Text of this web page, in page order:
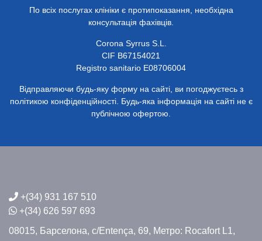
По всіх послугах клініки є протипоказання, необхідна
консультація фахівців.
Corona Syrrus S.L.
CIF B67154021
Registro sanitario E08706004
Відправляючи будь-яку форму на сайті, ви погоджуєтесь з
політикою конфіденційності. Будь-яка інформація на сайті не є
публічною офертою.
+(34) 931 167 510
+(34) 626 597 693
08015, Барселона, c/Entença, 69, Метро: Rocafort L1,